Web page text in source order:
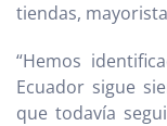
tiendas,
“Hemos
Ecuador sigue
que todavía